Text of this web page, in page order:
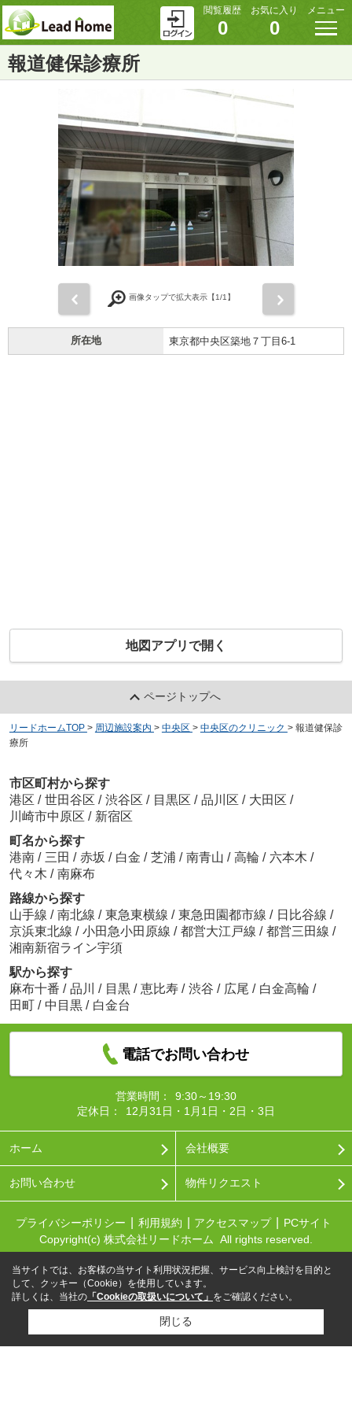
閲覧履歴
0
お気に入り
0
メニュー
報道健保診療所
画像タップで拡大表示【1/1】
所在地 東京都中央区築地７丁目6-1
地図アプリで開く
ページトップへ
リードホームTOP > 周辺施設案内 > 中央区 > 中央区のクリニック > 報道健保診
療所
市区町村から探す
港区 / 世田谷区 / 渋谷区 / 目黒区 / 品川区 / 大田区 /
川崎市中原区 / 新宿区
町名から探す
港南 / 三田 / 赤坂 / 白金 / 芝浦 / 南青山 / 高輪 / 六本木 /
代々木 / 南麻布
路線から探す
山手線 / 南北線 / 東急東横線 / 東急田園都市線 / 日比谷線 /
京浜東北線 / 小田急小田原線 / 都営大江戸線 / 都営三田線 /
湘南新宿ライン宇須
駅から探す
麻布十番 / 品川 / 目黒 / 恵比寿 / 渋谷 / 広尾 / 白金高輪 /
田町 / 中目黒 / 白金台
電話でお問い合わせ
営業時間：
9:30～19:30
定休日：
12月31日・1月1日・2日・3日
ホーム 会社概要
お問い合わせ 物件リクエスト
プライバシーポリシー 利用規約 アクセスマップ
PCサイト
Copyright(c) 株式会社リードホーム All rights reserved.
当サイトでは、お客様の当サイト利用状況把握、サービス向上検討を目的と
して、クッキー（Cookie）を使用しています。
詳しくは、当社の 「Cookieの取扱いについて」 をご確認ください。
閉じる